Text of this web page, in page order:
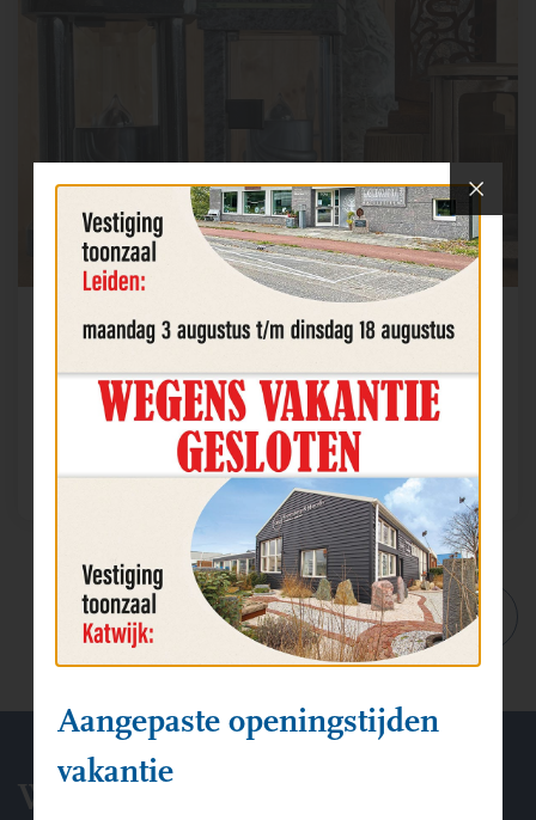
Accessoires
Accessoires, bijvoorbeeld beelden, siervazen,
BEKIJK DE COLLECTIE
Waarom Keuzenkamp &
Aangepaste openingstijden
vakantie